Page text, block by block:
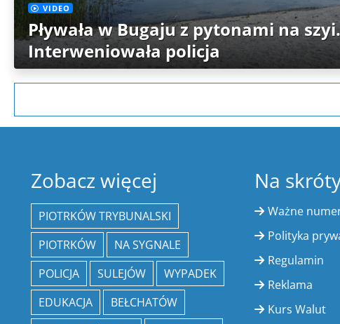
VIDEO
Pływała w Bugaju z pytonami na szyi.
Interweniowała policja
Zobacz więcej
PIOTRKÓW TRYBUNALSKI
PIOTRKÓW
NA SYGNALE
POLICJA
SULEJÓW
WYPADEK
EDUKACJA
BEŁCHATÓW
Na
Ważne
Polityka
Regulamin
Reklama
Kurs Walut